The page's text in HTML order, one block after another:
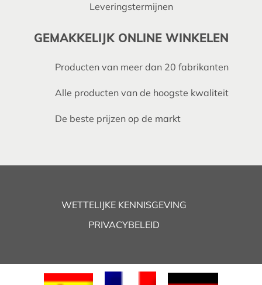
Leveringstermijnen
GEMAKKELIJK ONLINE WINKELEN
Producten van meer dan 20 fabrikanten
Alle producten van de hoogste kwaliteit
De beste prijzen op de markt
WETTELIJKE KENNISGEVING
PRIVACYBELEID